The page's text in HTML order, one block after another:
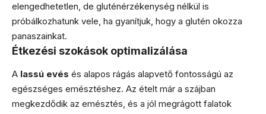
elengedhetetlen, de gluténérzékenység nélkül is
próbálkozhatunk vele, ha gyanítjuk, hogy a glutén okozza
panaszainkat.
Étkezési szokások optimalizálása
A lassú evés és alapos rágás alapvető fontosságú az
egészséges emésztéshez. Az ételt már a szájban
megkezdődik az emésztés, és a jól megrágott falatok